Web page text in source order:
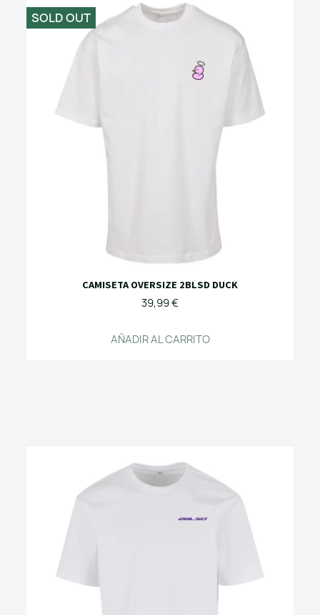
CAMISETA OVERSIZE 2BLSD DUCK
39,99 €
AÑADIR AL CARRITO
SOLD OUT